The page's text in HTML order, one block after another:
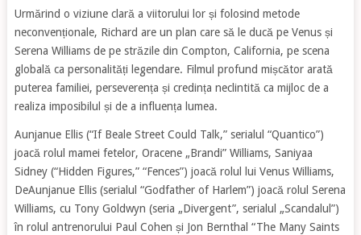
Urmărind o viziune clară a viitorului lor și folosind metode
neconvenționale, Richard are un plan care să le ducă pe Venus și
Serena Williams de pe străzile din Compton, California, pe scena
globală ca personalități legendare. Filmul profund mișcător arată
puterea familiei, perseverența și credința neclintită ca mijloc de a
realiza imposibilul și de a influența lumea.
Aunjanue Ellis (“If Beale Street Could Talk,” serialul “Quantico”)
joacă rolul mamei fetelor, Oracene „Brandi” Williams, Saniyaa
Sidney (“Hidden Figures,” “Fences”) joacă rolul lui Venus Williams,
DeAunjanue Ellis (serialul “Godfather of Harlem”) joacă rolul Serena
Williams, cu Tony Goldwyn (seria „Divergent”, serialul „Scandalul”)
în rolul antrenorului Paul Cohen și Jon Bernthal “The Many Saints